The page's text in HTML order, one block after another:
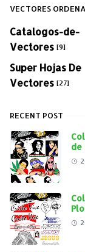
VECTORES
Catalogos-de-
Vectores [9]
Super Hojas De
Vectores [27]
RECENT POST
de